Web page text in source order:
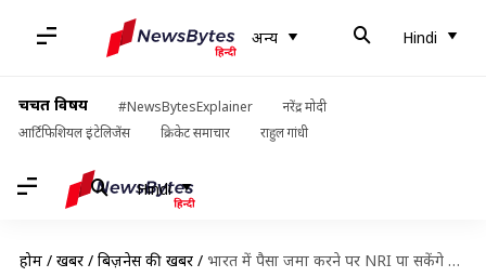
अन्य Hindi
चर्चित विषय #NewsBytesExplainer
नरेंद्र मोदी
आर्टिफिशियल इंटेलिजेंस
क्रिकेट समाचार राहुल गांधी
Hindi
होम / खबरें / बिज़नेस की खबरें / भारत में पैसा जमा करने पर NRI पा सकेंगे अधिक ब्याज, RBI ने बदला नियम